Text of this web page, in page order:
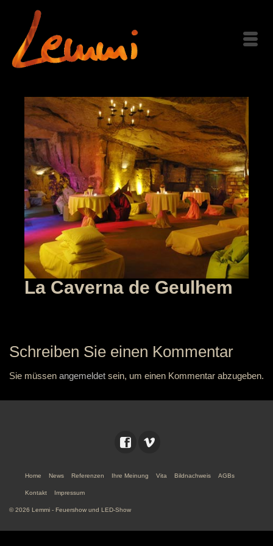
La Caverna de Geulhem
Schreiben Sie einen Kommentar
Sie müssen angemeldet sein, um einen Kommentar abzugeben.
Home News Referenzen Ihre Meinung Vita Bildnachweis AGBs
Kontakt Impressum
© 2026 Lemmi - Feuershow und LED-Show